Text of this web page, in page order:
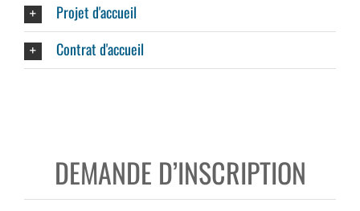
Projet d'accueil
Contrat d'accueil
DEMANDE D’INSCRIPTION